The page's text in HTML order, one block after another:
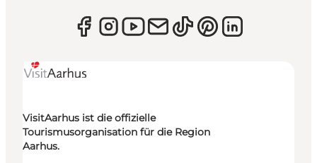
VisitAarhus ist die offizielle
Tourismusorganisation für die Region
Aarhus.